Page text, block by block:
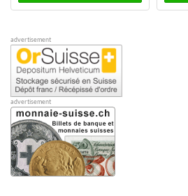
advertisement
advertisement